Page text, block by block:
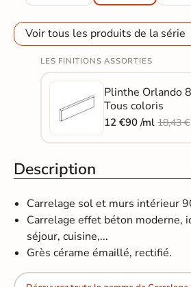
Voir tous les produits de la série
LES FINITIONS ASSORTIES
Plinthe Orlando
Tous coloris
12 €90 /ml18,43 €
Description
Carrelage sol et murs intérieur
Carrelage effet béton moderne,
séjour, cuisine,...
Grès cérame émaillé, rectifié.